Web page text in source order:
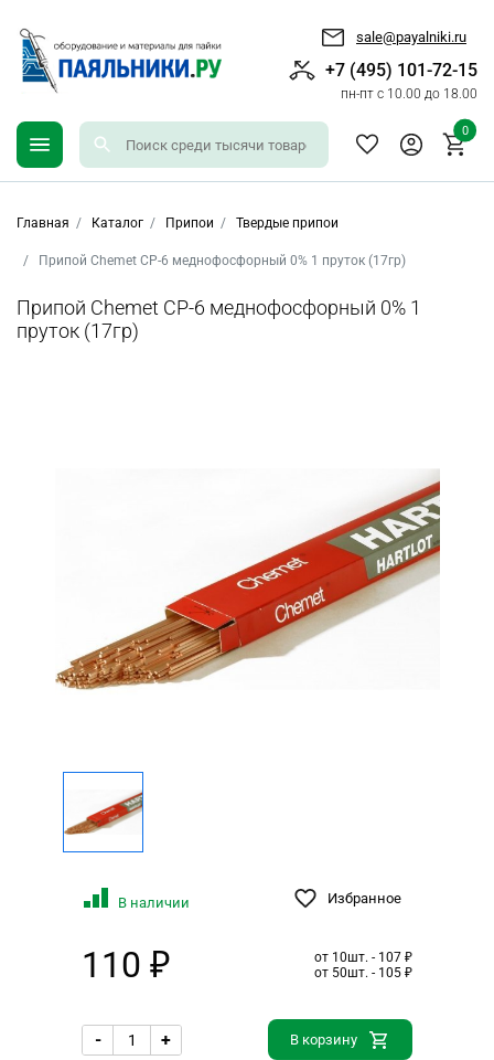
sale@payalniki.ru
+7 (495) 101-72-15
пн-пт с 10.00 до 18.00
0
Главная Каталог Припои Твердые припои
Припой Chemet CP-6 меднофосфорный 0% 1 пруток (17гр)
Припой Chemet CP-6 меднофосфорный 0% 1
пруток (17гр)
В наличии Избранное
110 ₽
от 10шт. - 107 ₽
от 50шт. - 105 ₽
- + В корзину